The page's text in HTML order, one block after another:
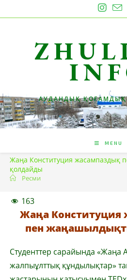
to
АУДАНДЫҚ
MENU
Жаңа Конституция жасампаздық
қолдайды
Ресми
163
Жаңа Конституция
пен
Студенттер сарайында «Жаңа
жалпыұлттық құндылықтар»